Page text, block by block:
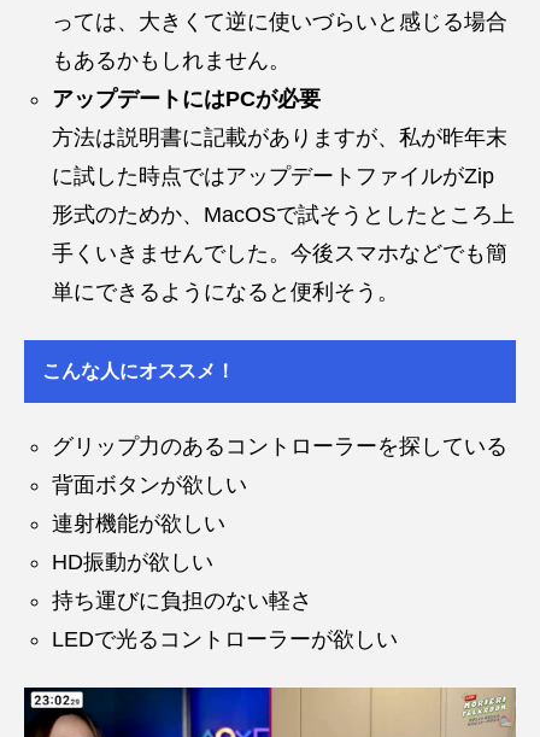
っては、大きくて逆に使いづらいと感じる場合
もあるかもしれません。
アップデートにはPCが必要
方法は説明書に記載がありますが、私が昨年末
に試した時点ではアップデートファイルがZip
形式のためか、MacOSで試そうとしたところ上
手くいきませんでした。今後スマホなどでも簡
単にできるようになると便利そう。
こんな人にオススメ！
グリップ力のあるコントローラーを探している
背面ボタンが欲しい
連射機能が欲しい
HD振動が欲しい
持ち運びに負担のない軽さ
LEDで光るコントローラーが欲しい